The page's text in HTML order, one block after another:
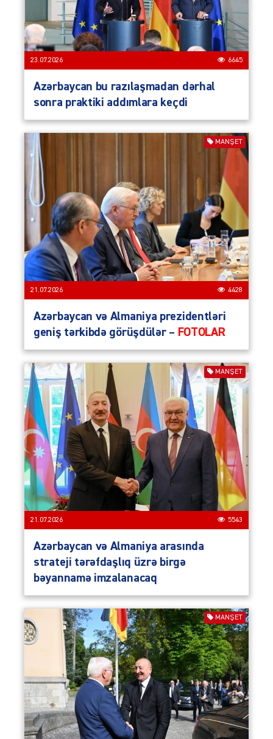
23.07.2026 6645
Azərbaycan bu razılaşmadan dərhal
sonra praktiki addımlara keçdi
MANŞET
21.07.2026 4428
Azərbaycan və Almaniya prezidentləri
geniş tərkibdə görüşdülər – FOTOLAR
MANŞET
21.07.2026 5543
Azərbaycan və Almaniya arasında
strateji tərəfdaşlıq üzrə birgə
bəyannamə imzalanacaq
MANŞET